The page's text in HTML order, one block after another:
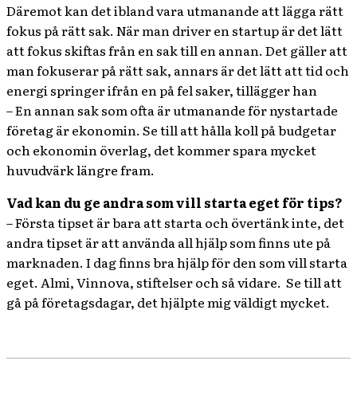
Däremot kan det ibland vara utmanande att lägga rätt
fokus på rätt sak. När man driver en startup är det lätt
att fokus skiftas från en sak till en annan. Det gäller att
man fokuserar på rätt sak, annars är det lätt att tid och
energi springer ifrån en på fel saker, tillägger han
– En annan sak som ofta är utmanande för nystartade
företag är ekonomin. Se till att hålla koll på budgetar
och ekonomin överlag, det kommer spara mycket
huvudvärk längre fram.
Vad kan du ge andra som vill starta eget för tips?
– Första tipset är bara att starta och övertänk inte, det
andra tipset är att använda all hjälp som finns ute på
marknaden. I dag finns bra hjälp för den som vill starta
eget. Almi, Vinnova, stiftelser och så vidare. Se till att
gå på företagsdagar, det hjälpte mig väldigt mycket.